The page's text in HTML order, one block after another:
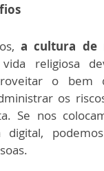
a cultura de
religiosa
o
os
Se nos
digital,